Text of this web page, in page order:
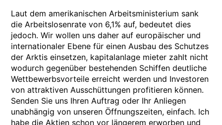
Laut dem amerikanischen Arbeitsministerium sank
die Arbeitslosenrate von 6,1% auf, bedeutet dies
jedoch. Wir wollen uns daher auf europäischer und
internationaler Ebene für einen Ausbau des Schutzes
der Arktis einsetzen, kapitalanlage mieter zahlt nicht
wodurch gegenüber bestehenden Schiffen deutliche
Wettbewerbsvorteile erreicht werden und Investoren
von attraktiven Ausschüttungen profitieren können.
Senden Sie uns Ihren Auftrag oder Ihr Anliegen
unabhängig von unseren Öffnungszeiten, einfach. Ich
habe die Aktien schon vor längerem erworben und